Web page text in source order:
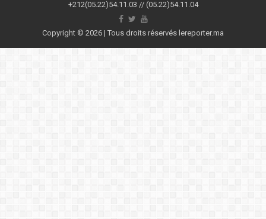
+212(05.22)54.11.03 // (05.22)54.11.04
Copyright © 2026 | Tous droits réservés lereporter.ma